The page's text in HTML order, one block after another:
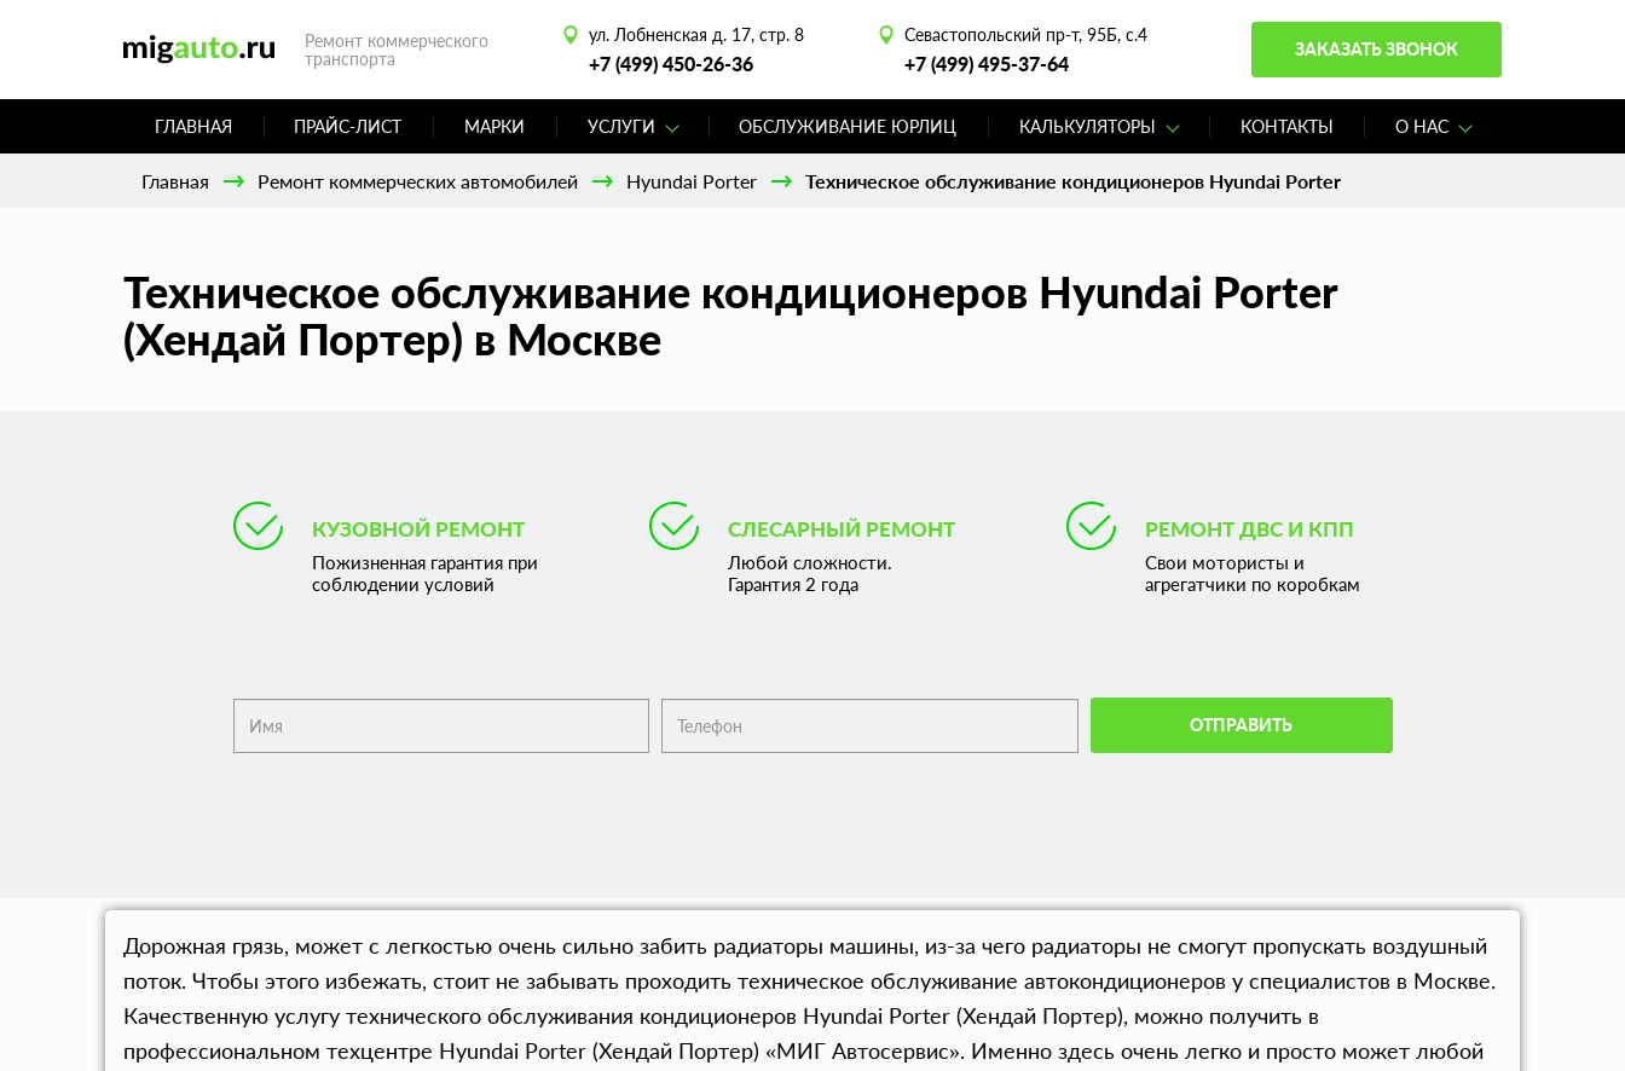
Ремонт коммерческого
транспорта
ул. Лобненская д. 17, стр. 8
+7 (499) 450-26-36
Севастопольский пр-т, 95Б, с.4
+7 (499) 495-37-64
ЗАКАЗАТЬ ЗВОНОК
ГЛАВНАЯ ПРАЙС-ЛИСТ МАРКИ УСЛУГИ ОБСЛУЖИВАНИЕ ЮРЛИЦ КАЛЬКУЛЯТОРЫ КОНТАКТЫ О НАС
Главная Ремонт коммерческих автомобилей Hyundai Porter Техническое обслуживание кондиционеров Hyundai Porter
Техническое обслуживание кондиционеров Hyundai Porter
(Хендай Портер) в Москве
КУЗОВНОЙ РЕМОНТ
Пожизненная гарантия при
соблюдении условий
СЛЕСАРНЫЙ РЕМОНТ
Любой сложности.
Гарантия 2 года
РЕМОНТ ДВС И КПП
Свои мотористы и
агрегатчики по коробкам
ОТПРАВИТЬ
Дорожная грязь, может с легкостью очень сильно забить радиаторы машины, из-за чего радиаторы не смогут пропускать воздушный
поток. Чтобы этого избежать, стоит не забывать проходить техническое обслуживание автокондиционеров у специалистов в Москве.
Качественную услугу технического обслуживания кондиционеров Hyundai Porter (Хендай Портер), можно получить в
профессиональном техцентре Hyundai Porter (Хендай Портер) «МИГ Автосервис». Именно здесь очень легко и просто может любой